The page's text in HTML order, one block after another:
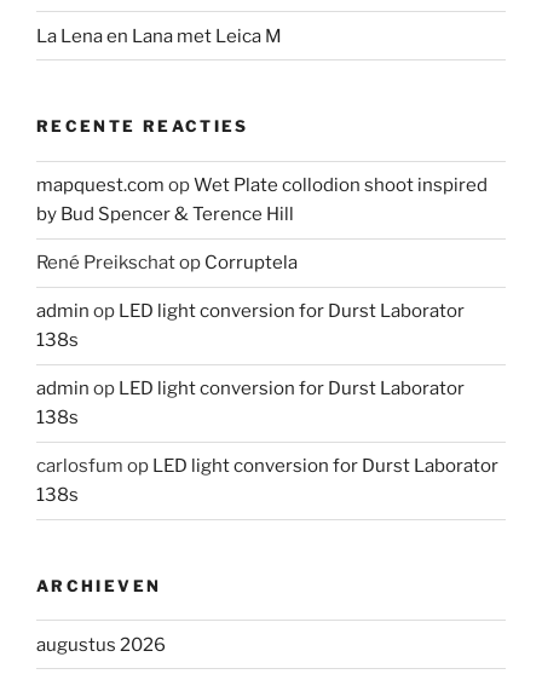
La Lena en Lana met Leica M
RECENTE REACTIES
mapquest.com opWet Plate collodion shoot inspired
by Bud Spencer & Terence Hill
René Preikschatop Corruptela
admin op LED light conversion for Durst Laborator
138s
admin op LED light conversion for Durst Laborator
138s
carlosfum op LED light conversion for Durst Laborator
138s
ARCHIEVEN
augustus 2026